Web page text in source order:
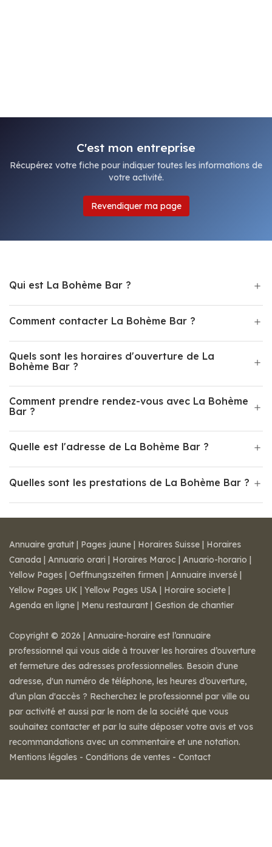
C'est mon entreprise
Récupérez votre fiche pour indiquer toutes les informations de
votre activité.
Revendiquer ma page
Qui est La Bohème Bar ?
Comment contacter La Bohème Bar ?
Quels sont les horaires d'ouverture de La
Bohème Bar ?
Comment prendre rendez-vous avec La Bohème
Bar ?
Quelle est l'adresse de La Bohème Bar ?
Quelles sont les prestations de La Bohème Bar ?
Annuaire gratuit | Pages jaune | Horaires Suisse | Horaires
Canada | Annuario orari | Horaires Maroc | Anuario-horario |
Yellow Pages | Oeffnungszeiten firmen | Annuaire inversé |
Yellow Pages UK | Yellow Pages USA | Horaire societe |
Agenda en ligne | Menu restaurant | Gestion de chantier
Copyright © 2026 | Annuaire-horaire est l’annuaire
professionnel qui vous aide à trouver les horaires d’ouverture
et fermeture des adresses professionnelles. Besoin d'une
adresse, d'un numéro de téléphone, les heures d’ouverture,
d’un plan d'accès ? Recherchez le professionnel par ville ou
par activité et aussi par le nom de la société que vous
souhaitez contacter et par la suite déposer votre avis et vos
recommandations avec un commentaire et une notation.
Mentions légales - Conditions de ventes - Contact